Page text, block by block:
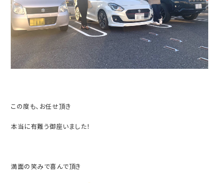
この度も、お任せ頂き
本当に有難う御座いました！
満面の笑みで喜んで頂き